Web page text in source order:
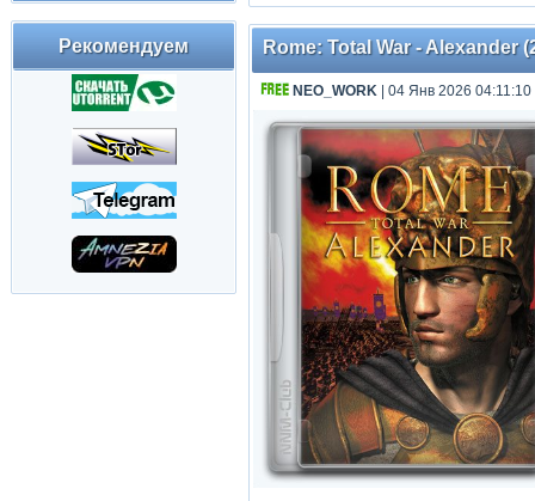
Рекомендуем Rome: Total War - Alexander
NEO_WORK | 04 Янв 2026 04:11:10